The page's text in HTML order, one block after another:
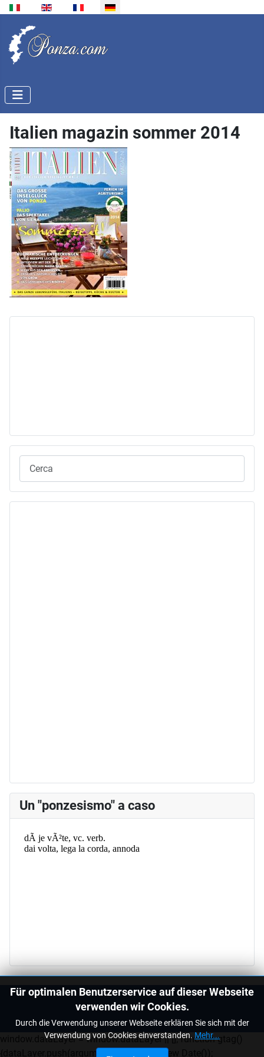
Sprache auswählen
Italien magazin sommer 2014
Un "ponzesismo" a caso
Für optimalen Benutzerservice auf dieser Webseite
verwenden wir Cookies.
Durch die Verwendung unserer Webseite erklären Sie sich mit der
Verwendung von Cookies einverstanden. Mehr...
window.dataLayer = window.dataLayer || []; function gtag()
{dataLayer.push(arguments);} gtag('js', new Date());